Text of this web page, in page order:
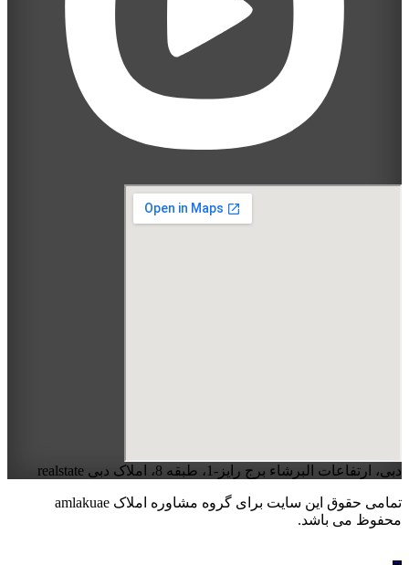
دبی، ارتفاعات البرشاء برج رایز-1، طبقه 8، املاک دبی realstate
تمامی حقوق این سایت برای گروه مشاوره املاک amlakuae
محفوظ می باشد.